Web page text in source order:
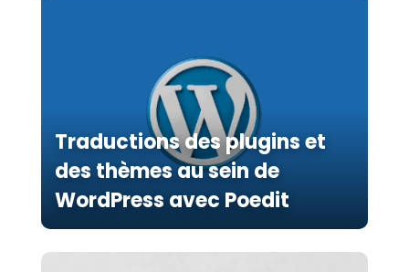
Traductions des plugins et
des thèmes au sein de
WordPress avec Poedit